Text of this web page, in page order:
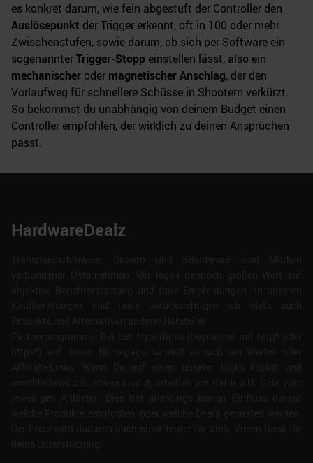
es konkret darum, wie fein abgestuft der Controller den
Auslösepunkt der Trigger erkennt, oft in 100 oder mehr
Zwischenstufen, sowie darum, ob sich per Software ein
sogenannterTrigger-Stopp einstellen lässt, also ein
mechanischer oder magnetischer Anschlag, der den
Vorlaufweg für schnellere Schüsse in Shootern verkürzt.
So bekommst du unabhängig von deinem Budget einen
Controller empfohlen, der wirklich zu deinen Ansprüchen
passt.
HardwareDealz